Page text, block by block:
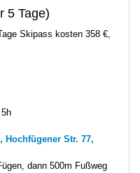
5 Tage)
Skipass kosten 358 €,
Hochfügener Str. 77,
dann 500m Fußweg